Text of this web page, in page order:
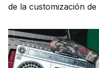
de la customización